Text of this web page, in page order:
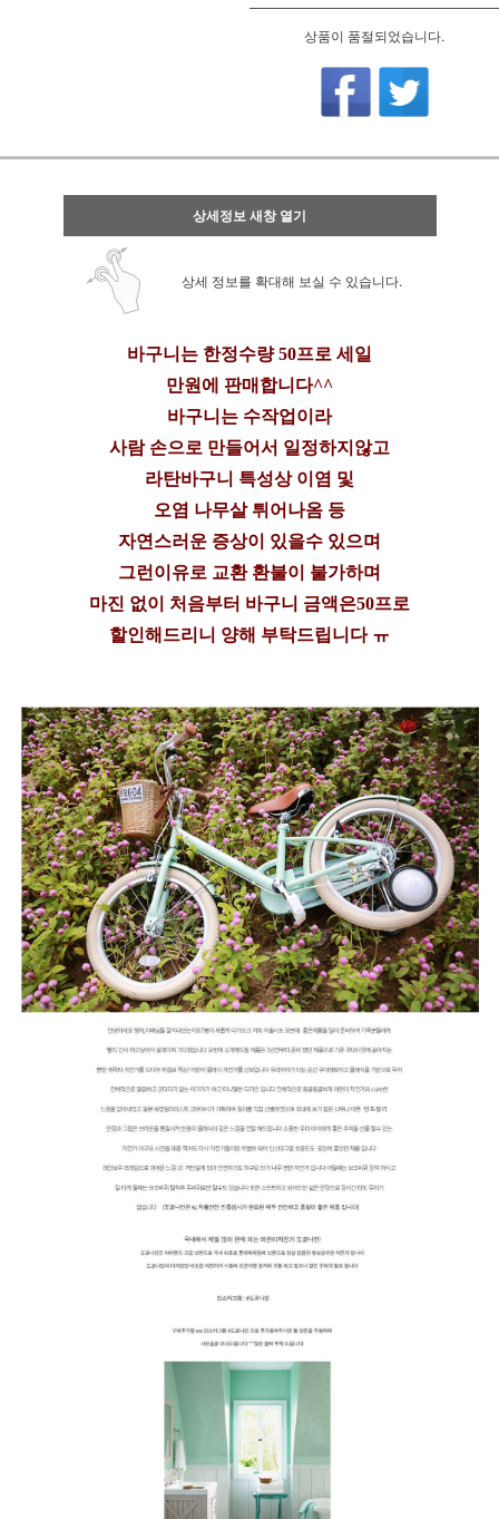
상품이 품절되었습니다.
상세정보 새창 열기
상세 정보를 확대해 보실 수 있습니다.
바구니는 한정수량 50프로 세일
만원에 판매합니다^^
바구니는 수작업이라
사람 손으로 만들어서 일정하지않고
라탄바구니 특성상 이염 및
오염 나무살 튀어나옴 등
자연스러운 증상이 있을수 있으며
그런이유로 교환 환불이 불가하며
마진 없이 처음부터 바구니 금액은50프로
할인해드리니 양해 부탁드립니다 ㅠ